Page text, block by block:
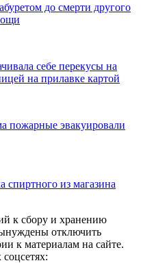
до смерти другого
себе перекусы на
на прилавке картой
пожарные эвакуировали
спиртного из магазина
к сбору и хранению
отключить
к материалам на сайте.